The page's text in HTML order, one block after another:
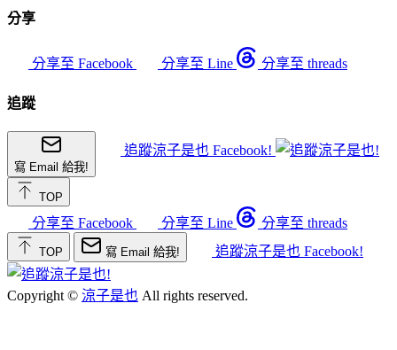
分享
分享至 Facebook 分享至 Line 分享至 threads
追蹤
寫 Email 給我!
追蹤涼子是也 Facebook!
TOP
分享至 Facebook 分享至 Line 分享至 threads
TOP 寫 Email 給我! 追蹤涼子是也 Facebook!
Copyright © 涼子是也 All rights reserved.